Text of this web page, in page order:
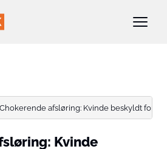
Chokerende afsløring: Kvinde beskyldt for at
Kvinde